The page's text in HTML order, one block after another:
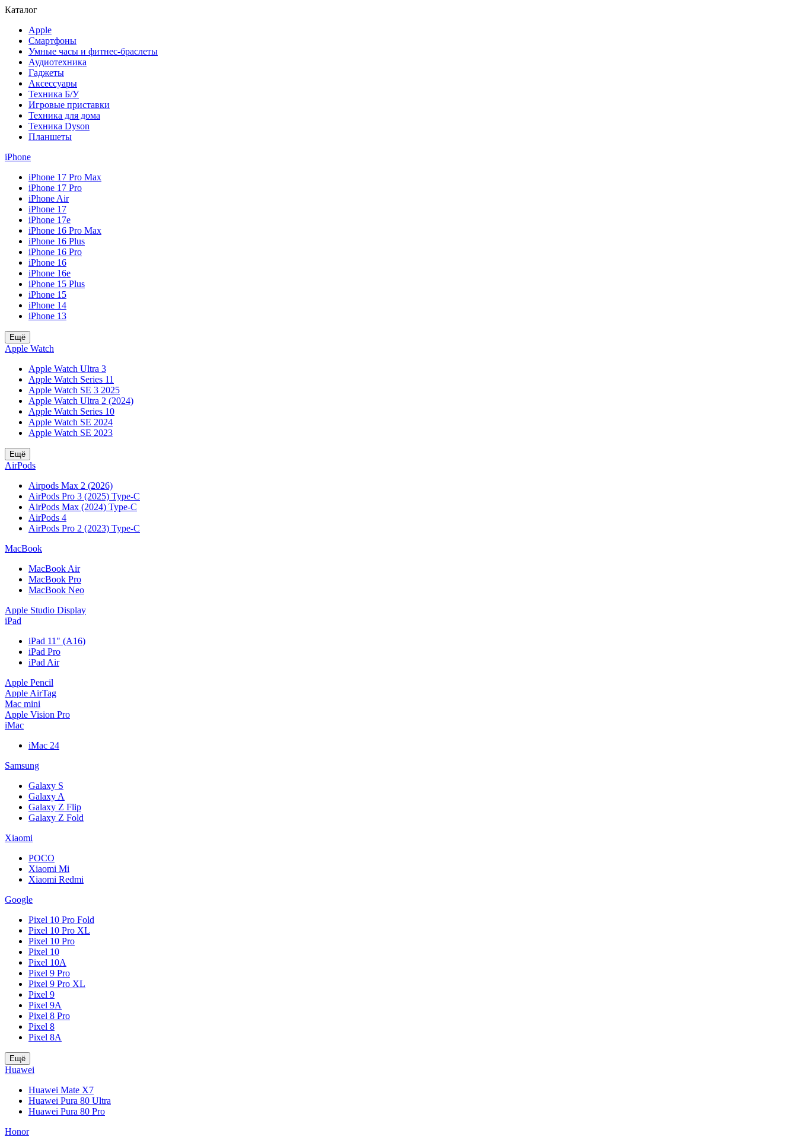
Каталог
Apple
Смартфоны
Умные часы и фитнес-браслеты
Аудиотехника
Гаджеты
Аксессуары
Техника Б/У
Игровые приставки
Техника для дома
Техника Dyson
Планшеты
iPhone
iPhone 17 Pro Max
iPhone 17 Pro
iPhone Air
iPhone 17
iPhone 17e
iPhone 16 Pro Max
iPhone 16 Plus
iPhone 16 Pro
iPhone 16
iPhone 16e
iPhone 15 Plus
iPhone 15
iPhone 14
iPhone 13
Ещё
Apple Watch
Apple Watch Ultra 3
Apple Watch Series 11
Apple Watch SE 3 2025
Apple Watch Ultra 2 (2024)
Apple Watch Series 10
Apple Watch SE 2024
Apple Watch SE 2023
Ещё
AirPods
Airpods Max 2 (2026)
AirPods Pro 3 (2025) Type-C
AirPods Max (2024) Type-C
AirPods 4
AirPods Pro 2 (2023) Type-C
MacBook
MacBook Air
MacBook Pro
MacBook Neo
Apple Studio Display
iPad
iPad 11" (A16)
iPad Pro
iPad Air
Apple Pencil
Apple AirTag
Mac mini
Apple Vision Pro
iMac
iMac 24
Samsung
Galaxy S
Galaxy A
Galaxy Z Flip
Galaxy Z Fold
Xiaomi
POCO
Xiaomi Mi
Xiaomi Redmi
Google
Pixel 10 Pro Fold
Pixel 10 Pro XL
Pixel 10 Pro
Pixel 10
Pixel 10A
Pixel 9 Pro
Pixel 9 Pro XL
Pixel 9
Pixel 9A
Pixel 8 Pro
Pixel 8
Pixel 8A
Ещё
Huawei
Huawei Mate X7
Huawei Pura 80 Ultra
Huawei Pura 80 Pro
Honor